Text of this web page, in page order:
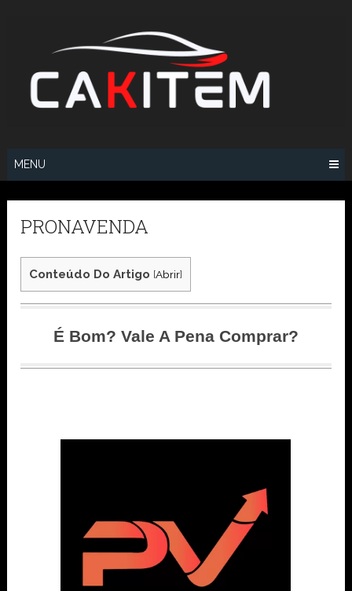
MENU
PRONAVENDA
Conteúdo Do Artigo [Abrir]
É Bom? Vale A Pena Comprar?